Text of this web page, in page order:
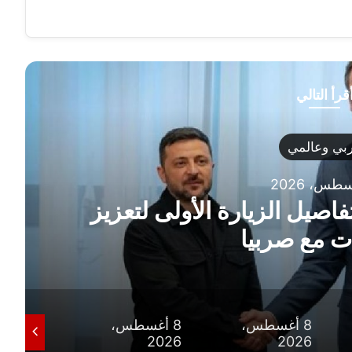
التالي
وعالمي
الزيارة الأولى لتعزيز
مع صربيا
8 أغسطس،
2026
8 أغسطس،
2026
8
2026